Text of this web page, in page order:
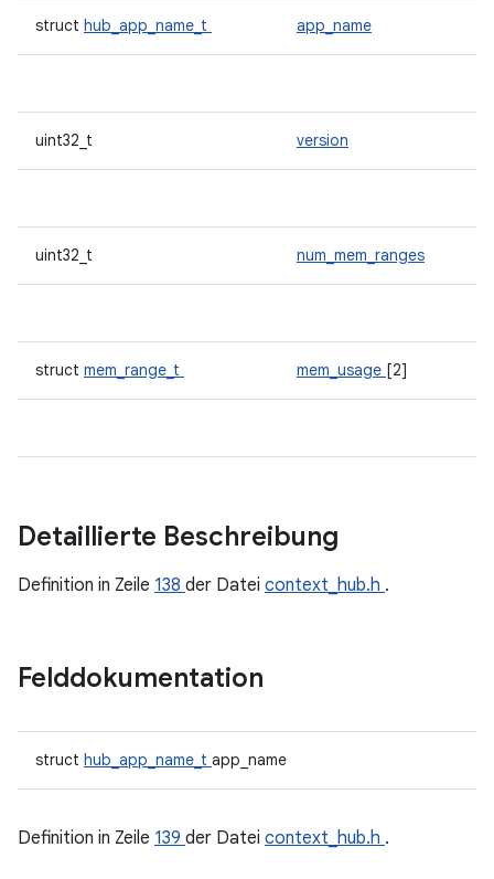
struct hub_app_name_t app_name
uint32_t version
uint32_t num_mem_ranges
struct mem_range_t mem_usage [2]
Detaillierte Beschreibung
Definition in Zeile 138 der Datei context_hub.h .
Felddokumentation
struct hub_app_name_t app_name
Definition in Zeile 139 der Datei context_hub.h .